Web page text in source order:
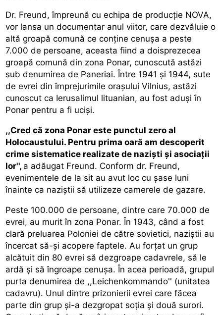
Dr. Freund, împreună cu echipa de producţie NOVA,
vor lansa un documentar anul viitor, care dezvăluie o
altă groapă comună ce conţine cenuşa a peste
7.000 de persoane, aceasta fiind a doisprezecea
groapă comună din zona Ponar, cunoscută astăzi
sub denumirea de Paneriai. Între 1941 şi 1944, sute
de evrei din împrejurimile oraşului Vilnius, astăzi
cunoscut ca Ierusalimul lituanian, au fost aduşi în
Ponar pentru a fi ucişi.
,,Cred că zona Ponar este punctul zero al
Holocaustului. Pentru prima oară am descoperit
crime sistematice realizate de nazişti şi asociaţii
lor'', a adăugat Freund. Conform dr. Freund,
evenimentele de la sit au avut loc cu şase luni
înainte ca naziştii să utilizeze camerele de gazare.
Peste 100.000 de persoane, dintre care 70.000 de
evrei, au murit în zona Ponar. În 1943, când a fost
clară preluarea Poloniei de către sovietici, naziştii au
încercat să-şi acopere faptele. Au forţat un grup
alcătuit din 80 evrei să dezgroape cadavrele, să le
ardă şi să îngroape cenuşa. În acea perioadă, grupul
purta denumirea de ,,Leichenkommando'' (unitatea
cadavru). Unul dintre prizonierii evrei care făcea
parte din grup şi-a dezgropat soţia şi două surori.